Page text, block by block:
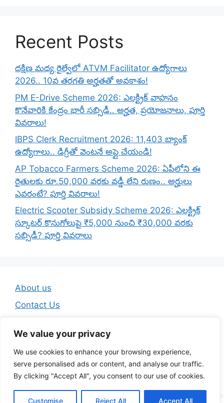
We value your privacy
We use cookies to enhance your browsing experience,
serve personalised ads or content, and analyse our traffic.
By clicking "Accept All", you consent to our use of cookies.
Customise Reject All Accept All
Recent Posts
దక్షిణ మధ్య రైల్వేలో ATVM Facilitator ఉద్యోగాలు
2026.. 10వ తరగతి అర్హతతో అవకాశం!
PM E-Drive Scheme 2026: ఎలక్ట్రిక్ వాహనం
కొనేవారికి కేంద్రం భారీ సబ్సిడీ.. అర్హత, ప్రయోజనాలు, పూర్తి
వివరాలు!
IBPS Clerk Recruitment 2026: 11,403 బ్యాంక్
ఉద్యోగాలు.. డిగ్రీతో వెంటనే అప్లై చేయండి!
AP Tobacco Farmers Scheme 2026: ఏపీలోని ఈ
రైతులకు రూ.50,000 వరకు వడ్డీ లేని రుణం.. అర్హులు
ఎవరంటే? పూర్తి వివరాలు!
Electric Scooter Subsidy Scheme 2026: ఎలక్ట్రిక్
స్కూటర్ కొనుగోలుపై ₹5,000 నుంచి ₹30,000 వరకు
సబ్సిడీ? పూర్తి వివరాలు
About us
Contact Us
Privacy Policy
Terms And Conditions
© 2026 Telugu Jobs Guru - Latest Telugu Job Updates